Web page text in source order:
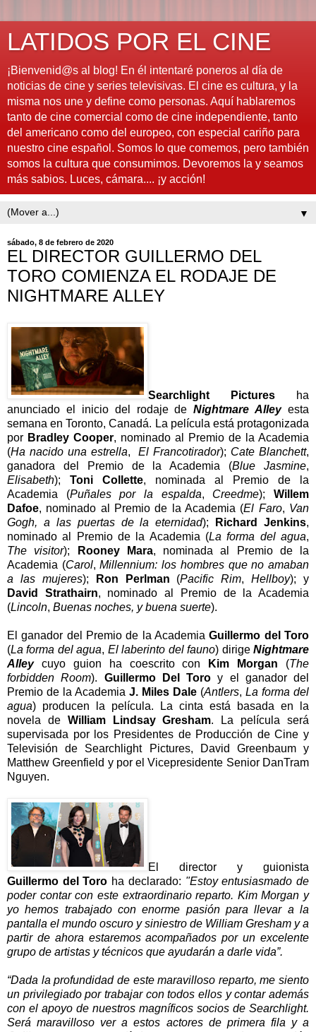
LATIDOS POR EL CINE
¡Bienvenid@s al blog! En él intentaré poneros al día de
noticias de cine y series televisivas. El cine es cultura, y la
misma nos une y define como personas. Aquí hablaremos
tanto de cine comercial como de cine independiente, tanto
del americano como del europeo, con especial cariño para
nuestro cine español. Somos lo que comemos, pero también
somos la cultura que consumimos. Devoremos la y seamos
más sabios. Luces, cámara.... ¡y acción!
▼
sábado, 8 de febrero de 2020
EL DIRECTOR GUILLERMO DEL
TORO COMIENZA EL RODAJE DE
NIGHTMARE ALLEY
Searchlight Pictures ha
anunciado el inicio del rodaje deNightmare Alleyesta
semana en Toronto, Canadá. La película está protagonizada
por Bradley Cooper, nominado al Premio de la Academia
(Ha nacido una estrella,El Francotirador); Cate Blanchett,
ganadora del Premio de la Academia (Blue Jasmine,
Elisabeth); Toni Collette, nominada al Premio de la
Academia (Puñales por la espalda, Creedme);Willem
Dafoe, nominado al Premio de la Academia (El Faro, Van
Gogh, a las puertas de la eternidad); Richard Jenkins,
nominado al Premio de la Academia (La forma del agua,
The visitor); Rooney Mara, nominada al Premio de la
Academia (Carol,Millennium: los hombres que no amaban
a las mujeres); Ron Perlman (Pacific Rim,Hellboy); y
David Strathairn, nominado al Premio de la Academia
(Lincoln, Buenas noches, y buena suerte).
El ganador del Premio de la AcademiaGuillermo del Toro
(La forma del agua, El laberinto del fauno) dirigeNightmare
Alleycuyo guion ha coescrito con Kim Morgan (The
forbidden Room). Guillermo Del Toro y el ganador del
Premio de la Academia J. Miles Dale (Antlers, La forma del
agua) producen la película. La cinta está basada en la
novela de William Lindsay Gresham. La película será
supervisada por los Presidentes de Producción de Cine y
Televisión de Searchlight Pictures, David Greenbaum y
Matthew Greenfield y por el Vicepresidente Senior DanTram
Nguyen.
El director y guionista
Guillermo del Toro ha declarado: "Estoy entusiasmado de
poder contar con este extraordinario reparto. Kim Morgan y
yo hemos trabajado con enorme pasión para llevar a la
pantalla el mundo oscuro y siniestro de William Gresham y a
partir de ahora estaremos acompañados por un excelente
grupo de artistas y técnicos que ayudarán a darle vida”.
“Dada la profundidad de este maravilloso reparto, me siento
un privilegiado por trabajar con todos ellos y contar además
con el apoyo de nuestros magníficos socios de Searchlight.
Será maravilloso ver a estos actores de primera fila y a